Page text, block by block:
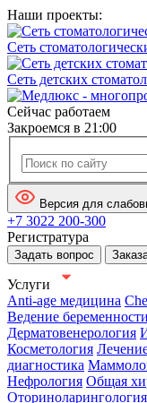
Наши проекты:
Сеть
Сеть детских
Сейчас работаем
Закроемся в 21:00
Версия для
+7 3022 200-300
Регистратура
Задать вопрос
Услуги
Anti-age медицина
Ведение беременности
Дерматовенерология
Косметология
диагностика
Нефрология Общая
Оториноларингология